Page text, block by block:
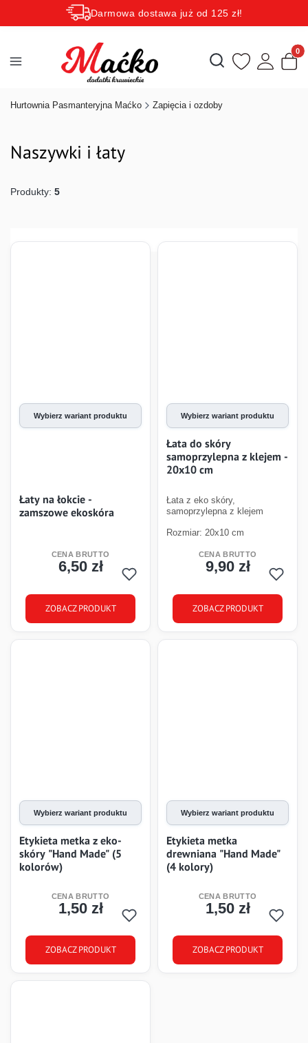
Darmowa dostawa już od 125 zł!
Otwórz wyszukiwarkę
Hurtownia Pasmanteryjna Maćko Zapięcia i ozdoby
Naszywki i łaty
Produkty: 5
Wybierz wariant produktu
Łaty na łokcie -
zamszowe ekoskóra
Cena
6,50 zł
ZOBACZ PRODUKT
Wybierz wariant produktu
Łata do skóry
samoprzylepna z klejem -
20x10 cm
Łata z eko skóry,
samoprzylepna z klejem
Rozmiar: 20x10 cm
Cena
9,90 zł
ZOBACZ PRODUKT
Wybierz wariant produktu
Etykieta metka z eko-
skóry "Hand Made" (5
kolorów)
Cena
1,50 zł
ZOBACZ PRODUKT
Wybierz wariant produktu
Etykieta metka
drewniana "Hand Made"
(4 kolory)
Cena
1,50 zł
ZOBACZ PRODUKT